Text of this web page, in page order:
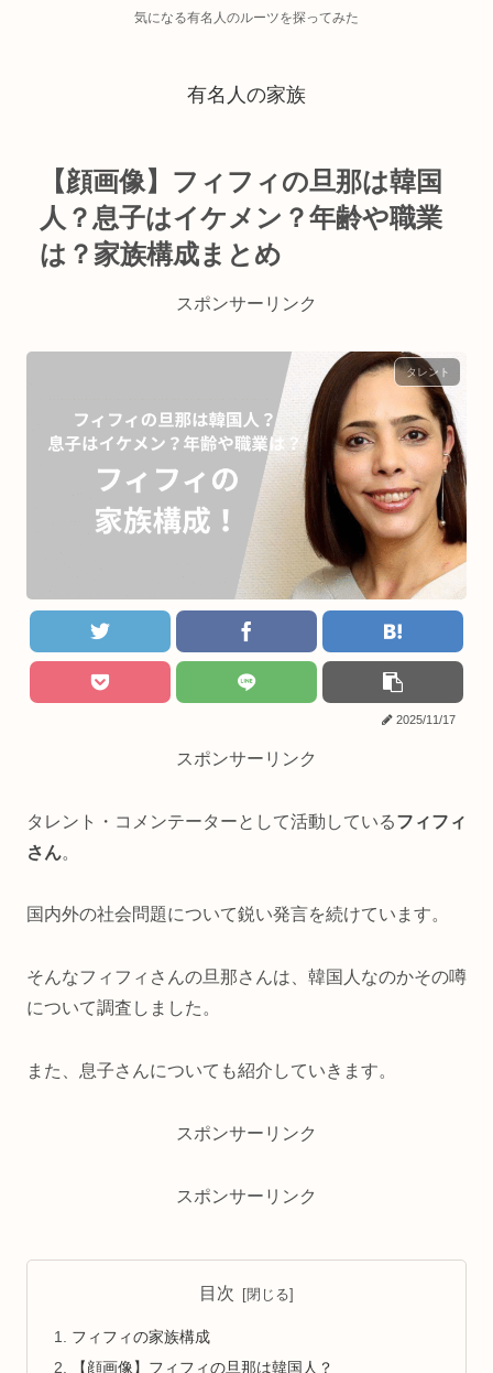
気になる有名人のルーツを探ってみた
有名人の家族
【顔画像】フィフィの旦那は韓国
人？息子はイケメン？年齢や職業
は？家族構成まとめ
スポンサーリンク
タレント
2025/11/17
スポンサーリンク
タレント・コメンテーターとして活動しているフィフィ
さん。
国内外の社会問題について鋭い発言を続けています。
そんなフィフィさんの旦那さんは、韓国人なのかその噂
について調査しました。
また、息子さんについても紹介していきます。
スポンサーリンク
スポンサーリンク
目次
フィフィの家族構成
【顔画像】フィフィの旦那は韓国人？